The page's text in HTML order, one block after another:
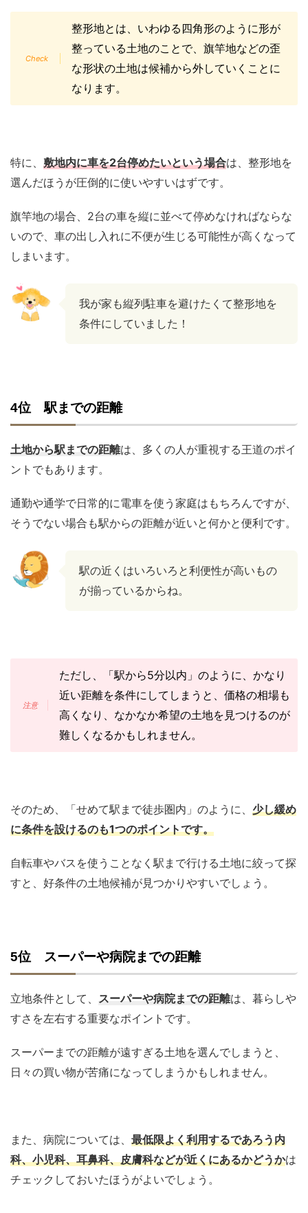
整形地とは、いわゆる四角形のように形が
整っている土地のことで、旗竿地などの歪
な形状の土地は候補から外していくことに
なります。
特に、 敷地内に車を2台停めたいという場合は、整形地を
選んだほうが圧倒的に使いやすいはずです。
旗竿地の場合、2台の車を縦に並べて停めなければならな
いので、車の出し入れに不便が生じる可能性が高くなって
しまいます。
我が家も縦列駐車を避けたくて整形地を
条件にしていました！
4位 駅までの距離
土地から駅までの距離は、多くの人が重視する王道のポイ
ントでもあります。
通勤や通学で日常的に電車を使う家庭はもちろんですが、
そうでない場合も駅からの距離が近いと何かと便利です。
駅の近くはいろいろと利便性が高いもの
が揃っているからね。
ただし、「駅から5分以内」のように、かなり
近い距離を条件にしてしまうと、価格の相場も
高くなり、なかなか希望の土地を見つけるのが
難しくなるかもしれません。
そのため、「せめて駅まで徒歩圏内」のように、 少し緩め
に条件を設けるのも1つのポイントです。
自転車やバスを使うことなく駅まで行ける土地に絞って探
すと、好条件の土地候補が見つかりやすいでしょう。
5位 スーパーや病院までの距離
立地条件として、 スーパーや病院までの距離は、暮らしや
すさを左右する重要なポイントです。
スーパーまでの距離が遠すぎる土地を選んでしまうと、
日々の買い物が苦痛になってしまうかもしれません。
また、病院については、 最低限よく利用するであろう内
科、小児科、耳鼻科、皮膚科などが近くにあるかどうかは
チェックしておいたほうがよいでしょう。